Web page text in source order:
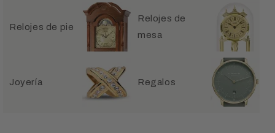
Relojes de pie
Relojes de
mesa
Joyería Regalos